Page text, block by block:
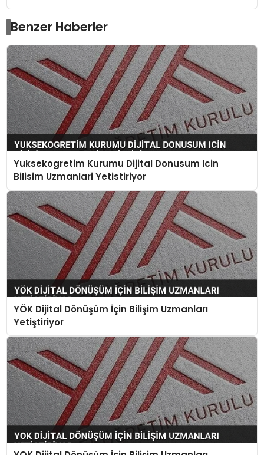
Benzer Haberler
Yuksekogretim Kurumu Dijital Donusum Icin
Bilisim Uzmanlari Yetistiriyor
YÖK Dijital Dönüşüm İçin Bilişim Uzmanları
Yetiştiriyor